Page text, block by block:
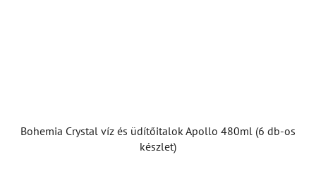
Bohemia Crystal víz és üdítőitalok Apollo 480ml (6 db-os
készlet)